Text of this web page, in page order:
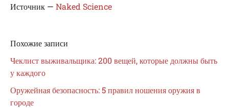
Источник — Naked Science
Похожие записи
Чеклист выживальщика: 200 вещей, которые должны быть
у каждого
Оружейная безопасность: 5 правил ношения оружия в
городе